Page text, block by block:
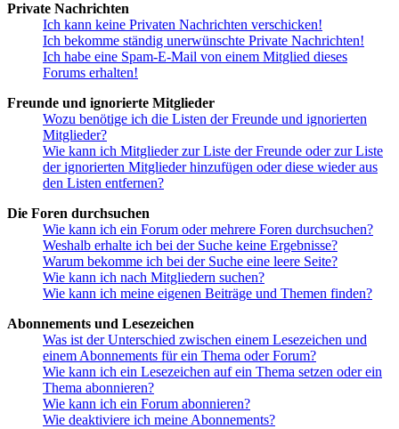
Private Nachrichten
Ich kann keine Privaten Nachrichten verschicken!
Ich bekomme ständig unerwünschte Private Nachrichten!
Ich habe eine Spam-E-Mail von einem Mitglied dieses
Forums erhalten!
Freunde und ignorierte Mitglieder
Wozu benötige ich die Listen der Freunde und ignorierten
Mitglieder?
Wie kann ich Mitglieder zur Liste der Freunde oder zur Liste
der ignorierten Mitglieder hinzufügen oder diese wieder aus
den Listen entfernen?
Die Foren durchsuchen
Wie kann ich ein Forum oder mehrere Foren durchsuchen?
Weshalb erhalte ich bei der Suche keine Ergebnisse?
Warum bekomme ich bei der Suche eine leere Seite?
Wie kann ich nach Mitgliedern suchen?
Wie kann ich meine eigenen Beiträge und Themen finden?
Abonnements und Lesezeichen
Was ist der Unterschied zwischen einem Lesezeichen und
einem Abonnements für ein Thema oder Forum?
Wie kann ich ein Lesezeichen auf ein Thema setzen oder ein
Thema abonnieren?
Wie kann ich ein Forum abonnieren?
Wie deaktiviere ich meine Abonnements?